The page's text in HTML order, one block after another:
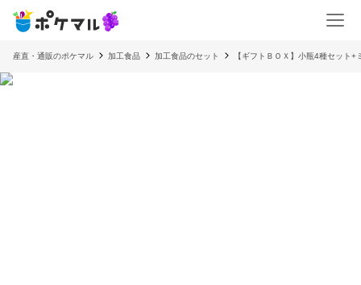
産直・通販のポケマル 加工食品 加工食品のセット 【ギフトＢＯＸ】小瓶4種セット+